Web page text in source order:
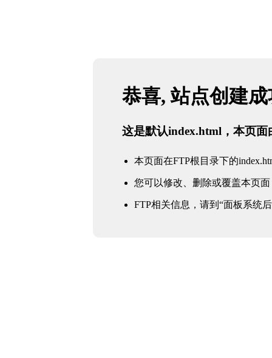
恭喜, 站点创建
这是默认index.html，本页面
本页面在FTP根目录下的
您可以修改、删除或覆盖本页面
FTP相关信息，请到“面板系统